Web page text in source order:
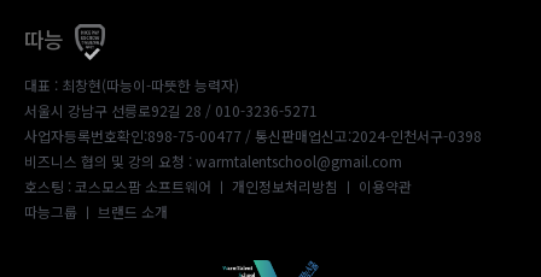
따능
대표 : 최창현(따능이-따뜻한 능력자)
서울시 강남구 선릉로92길 28 / 010-3236-5271
사업자등록번호확인:898-75-00477 / 통신판매업신고:2024-인천서구-0398
비즈니스 협의 및 강의 요청 : warmtalentschool@gmail.com
호스팅 : 코스모스팜 소프트웨어 ㅣ 개인정보처리방침 ㅣ 이용약관
따능그룹 ㅣ 브랜드 소개